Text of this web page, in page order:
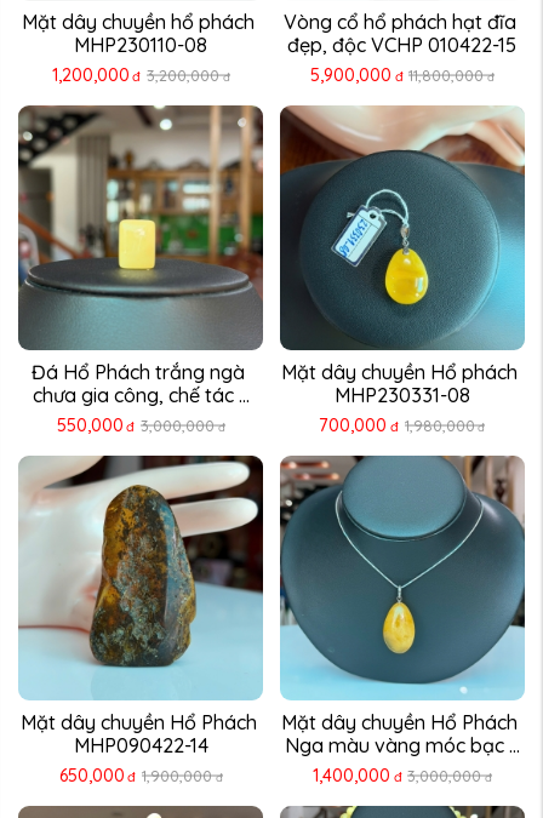
Mặt dây chuyền hổ phách
MHP230110-08
1,200,000 đ 3,200,000 đ
Vòng cổ hổ phách hạt đĩa
đẹp, độc VCHP 010422-15
5,900,000 đ 11,800,000 đ
Đá Hổ Phách trắng ngà
chưa gia công, chế tác ...
550,000 đ 3,000,000 đ
Mặt dây chuyền Hổ phách
MHP230331-08
700,000 đ 1,980,000 đ
Mặt dây chuyền Hổ Phách
MHP090422-14
650,000 đ 1,900,000 đ
Mặt dây chuyền Hổ Phách
Nga màu vàng móc bạc ...
1,400,000 đ 3,000,000 đ